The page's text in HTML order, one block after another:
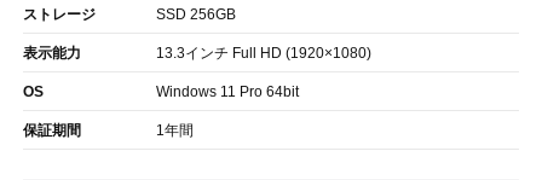
ストレージ SSD 256GB
表示能力 13.3インチ Full HD (1920×1080)
OS Windows 11 Pro 64bit
保証期間 1年間